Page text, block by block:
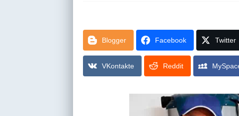
Blogger Facebook Twitter
VKontakte Reddit